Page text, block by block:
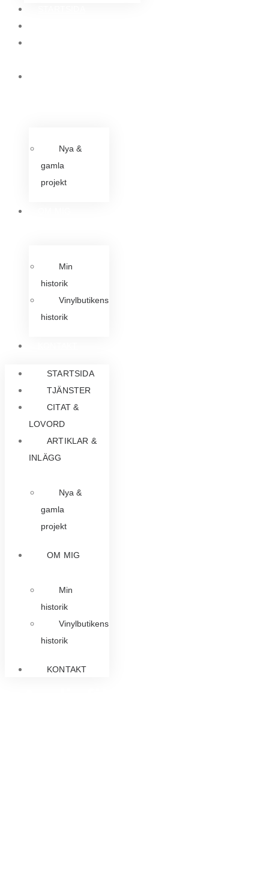
Nya &
gamla
projekt
Min
historik
Vinylbutikens
historik
STARTSIDA
TJÄNSTER
CITAT &
LOVORD
ARTIKLAR &
INLÄGG
Nya &
gamla
projekt
OM MIG
Min
historik
Vinylbutikens
historik
KONTAKT